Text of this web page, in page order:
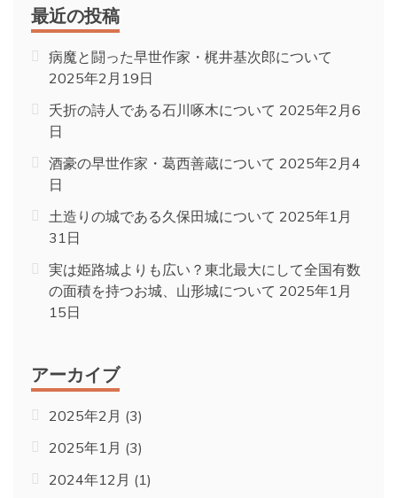
最近の投稿
病魔と闘った早世作家・梶井基次郎について
2025年2月19日
夭折の詩人である石川啄木について 2025年2月6
日
酒豪の早世作家・葛西善蔵について 2025年2月4
日
土造りの城である久保田城について 2025年1月
31日
実は姫路城よりも広い？東北最大にして全国有数
の面積を持つお城、山形城について 2025年1月
15日
アーカイブ
2025年2月 (3)
2025年1月 (3)
2024年12月 (1)